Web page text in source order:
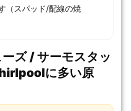
（スパッド/配線の焼
ズ / サーモスタッ
に多い原